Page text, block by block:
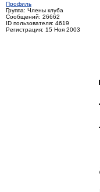
Профиль
Группа: Члены клуба
Сообщений: 26662
ID пользователя: 4619
Регистрация: 15 Ноя 2003